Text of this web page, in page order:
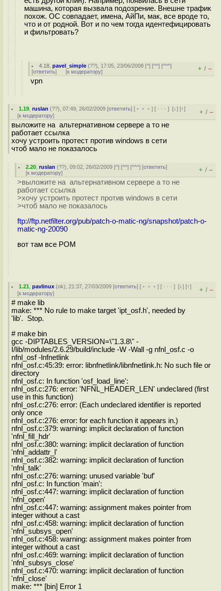
машина, которая вызвала подозрение. Внешне трафик
похож. ОС совпадает, имена, АйПи, мак, все вроде то,
что и от родной. Вот и по чем тогда идентефицировать
и фильтровать?
4.18 ,pavel_simple (??), 17:05, 23/06/2008 [^] [^^] [^^^]
[ответить] [к модератору] + / –
vpn
1.19 ,ruslan (??), 07:49, 26/02/2009 [ответить] [ ﹢﹢﹢] [ · · ·][↓] [↑]
[к модератору] + / –
выложите на альтернативном сервере а то не
работает ссылка
хочу устроить протест против windows в сети
чтоб мало не показалось
2.20 ,ruslan (??), 09:02, 26/02/2009 [^] [^^] [^^^] [ответить]
[к модератору] + / –
>выложите на альтернативном сервере а то не
работает ссылка
>хочу устроить протест против windows в сети
>чтоб мало не показалось
ftp://ftp.netfilter.org/pub/patch-o-matic-ng/snapshot/patch-o-
matic-ng-20090
вот там все POM
1.21 ,pavlinux (ok), 21:37, 27/03/2009 [ответить] [ ﹢﹢﹢] [ · · ·][↓] [↑]
[к модератору] + / –
# make lib
make: *** No rule to make target 'ipt_osf.h', needed by
'lib'. Stop.
# make bin
gcc -DIPTABLES_VERSION=\"1.3.8\" -
I/lib/modules/2.6.29/build/include -W -Wall -g nfnl_osf.c -o
nfnl_osf -lnfnetlink
nfnl_osf.c:45:39: error: libnfnetlink/libnfnetlink.h: No such file or
directory
nfnl_osf.c: In function 'osf_load_line':
nfnl_osf.c:276: error: 'NFNL_HEADER_LEN' undeclared (first
use in this function)
nfnl_osf.c:276: error: (Each undeclared identifier is reported
only once
nfnl_osf.c:276: error: for each function it appears in.)
nfnl_osf.c:379: warning: implicit declaration of function
'nfnl_fill_hdr'
nfnl_osf.c:380: warning: implicit declaration of function
'nfnl_addattr_l'
nfnl_osf.c:382: warning: implicit declaration of function
'nfnl_talk'
nfnl_osf.c:276: warning: unused variable 'buf'
nfnl_osf.c: In function 'main':
nfnl_osf.c:447: warning: implicit declaration of function
'nfnl_open'
nfnl_osf.c:447: warning: assignment makes pointer from
integer without a cast
nfnl_osf.c:458: warning: implicit declaration of function
'nfnl_subsys_open'
nfnl_osf.c:458: warning: assignment makes pointer from
integer without a cast
nfnl_osf.c:469: warning: implicit declaration of function
'nfnl_subsys_close'
nfnl_osf.c:470: warning: implicit declaration of function
'nfnl_close'
make: *** [bin] Error 1